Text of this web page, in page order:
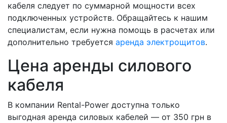
кабеля следует по суммарной мощности всех
подключенных устройств. Обращайтесь к нашим
специалистам, если нужна помощь в расчетах или
дополнительно требуется аренда электрощитов.
Цена аренды силового
кабеля
В компании Rental-Power доступна только
выгодная аренда силовых кабелей — от 350 грн в